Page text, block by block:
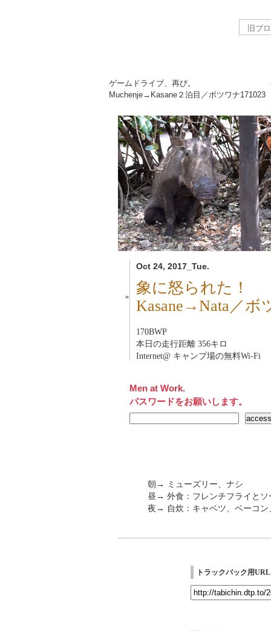
ゲームドライブ、再び。
Muchenje→Kasane２泊目／ボツワナ171023
Oct 24, 2017_Tue.
■
象に怒られた！
Kasane→Nata／ボ
170BWP
本日の走行距離 356キロ
Internet@ キャンプ場の無料Wi-Fi
Men at Work.
パスワードをお願いします。
朝→ ミューズリー、ナシ
昼→ 外食：フレンチフライとソ
夜→ 自炊：キャベツ、ベーコン
トラックバック用URL